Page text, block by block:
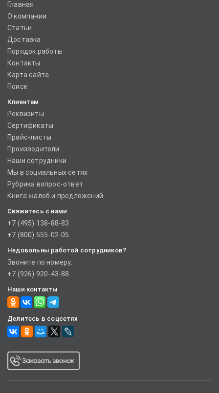
Главная
О компании
Статьи
Доставка
Порядок работы
Контакты
Карта сайта
Поиск
Клиентам
Реквизиты
Сертификаты
Прайс-листы
Производители
Наши сотрудники
Мы в социальных сетях
Рубрика вопрос-ответ
Книга жалоб и предложений
Свяжитесь с нами
+7 (495) 138-88-83
+7 (800) 555-02-05
Недовольны работой сотрудников?
Звоните по номеру:
+7 (926) 920-43-88
Наши контакты
Делитесь в соцсетях